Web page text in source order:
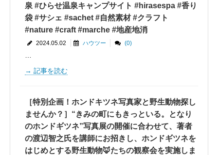
泉 #ひらせ温泉キャンプサイト #hirasespa #香り
袋 #サシェ #sachet #自然素材 #クラフト
#nature #craft #marche #地産地消
2024.05.02 ハウツー (0)
記事を読む
［特別企画！ホンドキツネ写真家と野生動物探し
ませんか？］“きみの町にもきっといる。となり
のホンドギツネ”写真展の開催に合わせて、著者
の渡辺智之氏を講師にお招きし、ホンドギツネを
はじめとする野生動物🦊たちの観察会を実施しま